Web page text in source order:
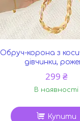
Обруч-корона з
дівчинки,
299 ₴
В наявності
Купити